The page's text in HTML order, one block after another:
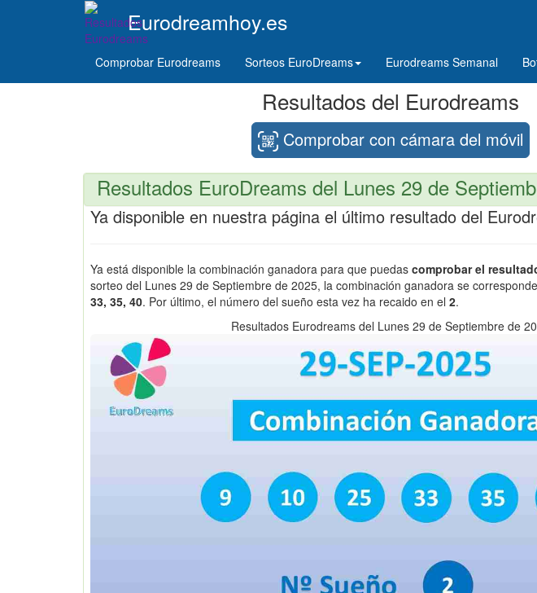
Eurodreamhoy.es
Comprobar Eurodreams Sorteos EuroDreams Eurodreams Semanal
Resultados del Eurodreams
Comprobar con cámara del móvil
Resultados EuroDreams del Lunes 29 de
Ya disponible en nuestra página el último resultado del
Ya está disponible la combinación ganadora para que puedas comprobar el
sorteo del Lunes 29 de Septiembre de 2025, la combinación ganadora se
33, 35, 40. Por último, el número del sueño esta vez ha recaido en el 2.
Resultados Eurodreams del Lunes 29 de Septiembre de